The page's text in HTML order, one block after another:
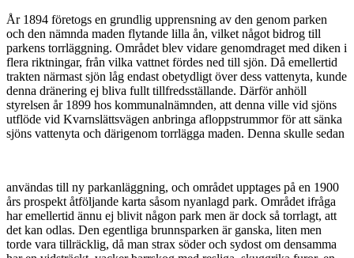
År 1894 företogs en grundlig upprensning av den genom parken
och den nämnda maden flytande lilla ån, vilket något bidrog till
parkens torrläggning. Området blev vidare genomdraget med diken i
flera riktningar, från vilka vattnet fördes ned till sjön. Då emellertid
trakten närmast sjön låg endast obetydligt över dess vattenyta, kunde
denna dränering ej bliva fullt tillfredsställande. Därför anhöll
styrelsen år 1899 hos kommunalnämnden, att denna ville vid sjöns
utflöde vid Kvarnslättsvägen anbringa afloppstrummor för att sänka
sjöns vattenyta och därigenom torrlägga maden. Denna skulle sedan
användas till ny parkanläggning, och området upptages på en 1900
års prospekt åtföljande karta såsom nyanlagd park. Området ifråga
har emellertid ännu ej blivit någon park men är dock så torrlagt, att
det kan odlas. Den egentliga brunnsparken är ganska, liten men
torde vara tillräcklig, då man strax söder och sydost om densamma